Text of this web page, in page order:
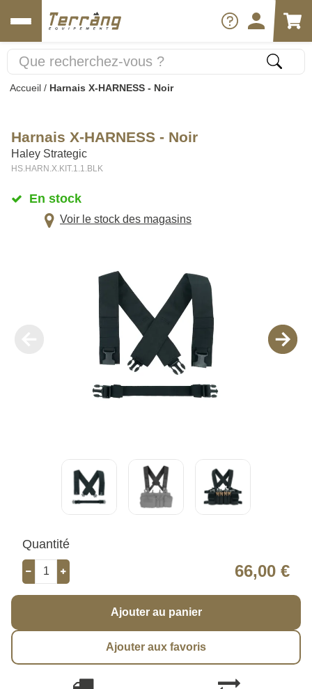
Accueil / Harnais X-HARNESS - Noir
Harnais X-HARNESS - Noir
Haley Strategic
HS.HARN.X.KIT.1.1.BLK
En stock
Voir le stock des magasins
Quantité
66,00 €
Ajouter au panier
Ajouter aux favoris